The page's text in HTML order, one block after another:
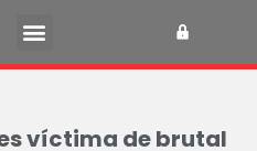
víctima de brutal